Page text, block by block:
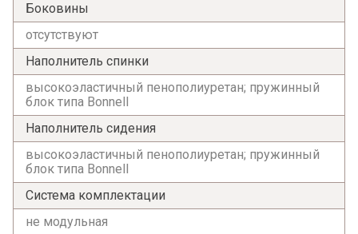
Я ознакомлен сПолитикойв отношении
согласен на их обработку.
Боковины
отсутствуют
Наполнитель спинки
высокоэластичный пенополиуретан; пружинный
блок типа Bonnell
Наполнитель сидения
высокоэластичный пенополиуретан; пружинный
блок типа Bonnell
Система комплектации
не модульная